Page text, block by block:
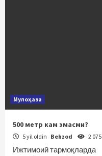
Мулоҳаза
500 метр кам эмасми?
5 yil oldin Behzod 2 075
Ижтимоий тармоқларда